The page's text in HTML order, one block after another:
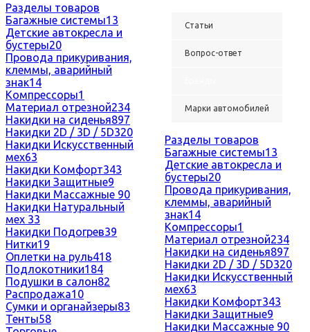
Разделы товаров
Багажные системы13
Детские автокресла и
бустеры20
Провода прикуривания,
клеммы, аварийный
знак14
Компрессоры1
Материал отрезной234
Накидки на сиденья897
Накидки 2D / 3D / 5D320
Накидки Искусственный
мех63
Накидки Комфорт343
Накидки Защитные9
Накидки Массажные 90
Накидки Натуральный
мех 33
Накидки Подогрев39
Нитки19
Оплетки на руль418
Подлокотники184
Подушки в салон82
Распродажа10
Сумки и органайзеры83
Тенты58
Статьи
Вопрос-ответ
Марки автомобилей
Разделы товаров
Багажные системы13
Детские автокресла и
бустеры20
Провода прикуривания,
клеммы, аварийный
знак14
Компрессоры1
Материал отрезной234
Накидки на сиденья897
Накидки 2D / 3D / 5D320
Накидки Искусственный
мех63
Накидки Комфорт343
Накидки Защитные9
Накидки Массажные 90